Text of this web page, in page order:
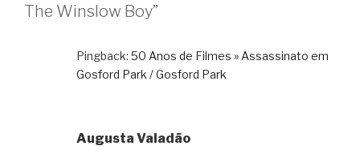
The Winslow Boy”
Pingback: 50 Anos de Filmes » Assassinato em
Gosford Park / Gosford Park
Augusta Valadão